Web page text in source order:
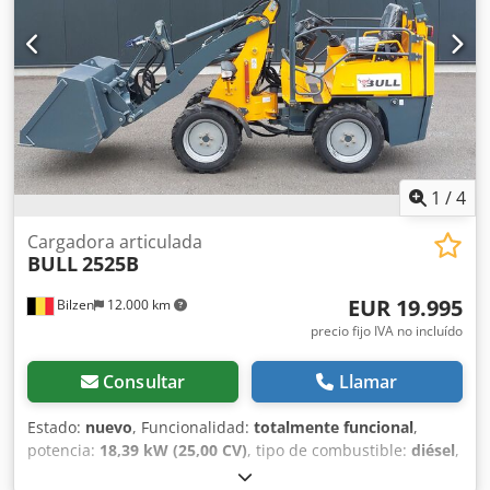
1 /4
Bilzen 12.000 km
Cargadora articulada
BULL2525B
EUR 19.995
precio fijo IVA no incluído
Consultar Llamar
Estado: nuevo, Funcionalidad: totalmente funcional,
potencia: 18,39 kW (25,00 CV), tipo de combustible: diésel,
, peso operativo: